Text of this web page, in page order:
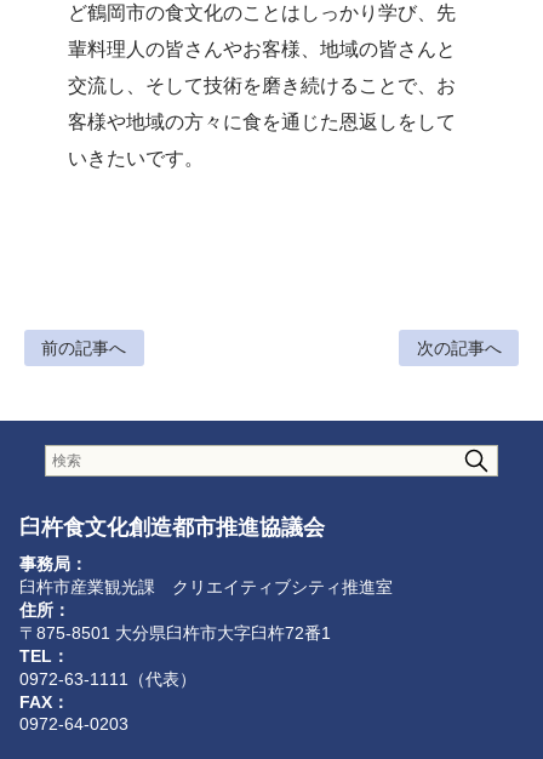
ど鶴岡市の食文化のことはしっかり学び、先
輩料理人の皆さんやお客様、地域の皆さんと
交流し、そして技術を磨き続けることで、お
客様や地域の方々に食を通じた恩返しをして
いきたいです。
前の記事へ 次の記事へ
臼杵食文化創造都市推進協議会
事務局：
臼杵市産業観光課 クリエイティブシティ推進室
住所：
〒875-8501 大分県臼杵市大字臼杵72番1
TEL：
0972-63-1111（代表）
FAX：
0972-64-0203